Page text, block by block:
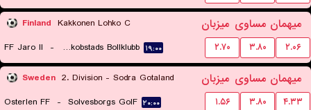
Finland Kakkonen Lohko C میزبان مساوی میهمان
FF Jaro II - Jakobstads Bollklubb ۱۹:۰۰ ۲.۷۰ ۳.۸۰ ۲.۰۶
Sweden 2. Division - Sodra Gotaland میزبان مساوی میهمان
Osterlen FF - Solvesborgs GoIF ۲۰:۰۰ ۱.۵۶ ۳.۸۰
۴.۳۳